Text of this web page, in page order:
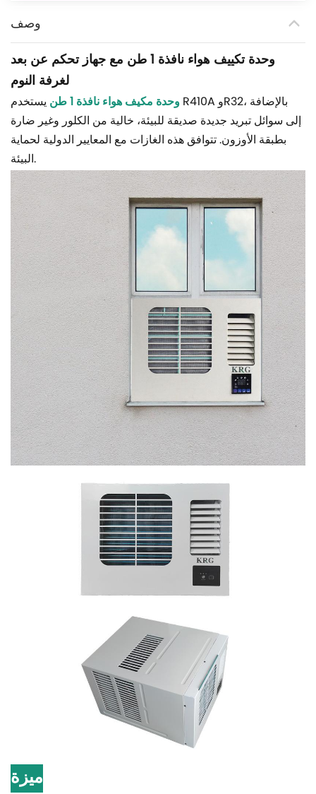
وصف
وحدة تكييف هواء نافذة 1 طن مع جهاز تحكم عن بعد
لغرفة النوم
وحدة مكيف هواء نافذة 1 طن
يستخدم R410A وR32، بالإضافة
إلى سوائل تبريد جديدة صديقة للبيئة، خالية من الكلور وغير ضارة
بطبقة الأوزون. تتوافق هذه الغازات مع المعايير الدولية لحماية
البيئة.
ميزة